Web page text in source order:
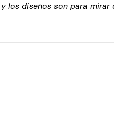
los diseños son para